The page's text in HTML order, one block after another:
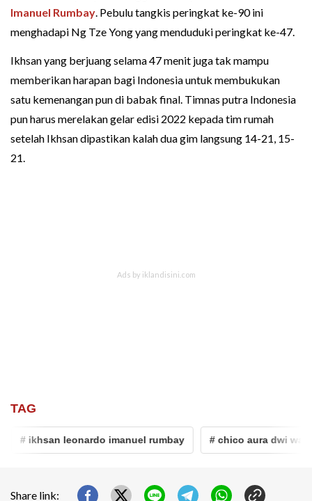
Imanuel Rumbay. Pebulu tangkis peringkat ke-90 ini
menghadapi Ng Tze Yong yang menduduki peringkat ke-47.
Ikhsan yang berjuang selama 47 menit juga tak mampu
memberikan harapan bagi Indonesia untuk membukukan
satu kemenangan pun di babak final. Timnas putra Indonesia
pun harus merelakan gelar edisi 2022 kepada tim rumah
setelah Ikhsan dipastikan kalah dua gim langsung 14-21, 15-
21.
TAG
# ikhsan leonardo imanuel rumbay # chico aura dwi
Share link: